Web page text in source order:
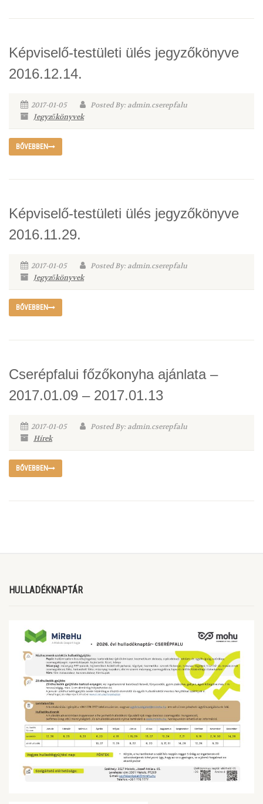
Képviselő-testületi ülés jegyzőkönyve
2016.12.14.
2017-01-05
Posted By: admin.cserepfalu
Jegyzőkönyvek
BŐVEBBEN
Képviselő-testületi ülés jegyzőkönyve
2016.11.29.
2017-01-05
Posted By: admin.cserepfalu
Jegyzőkönyvek
BŐVEBBEN
Cserépfalui főzőkonyha ajánlata –
2017.01.09 – 2017.01.13
2017-01-05
Posted By: admin.cserepfalu
Hírek
BŐVEBBEN
HULLADÉKNAPTÁR